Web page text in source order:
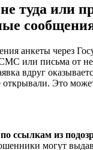
туда или
анкеты через
или письма от
вдруг
открывали. Это
ссылкам из
могут